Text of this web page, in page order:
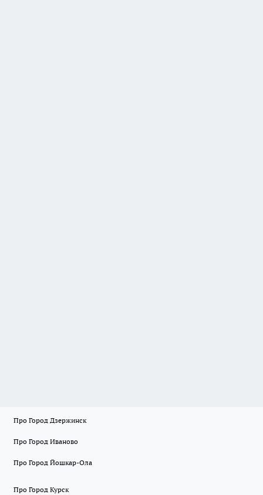
Про Город Дзержинск
Про Город Иваново
Про Город Йошкар-Ола
Про Город Курск